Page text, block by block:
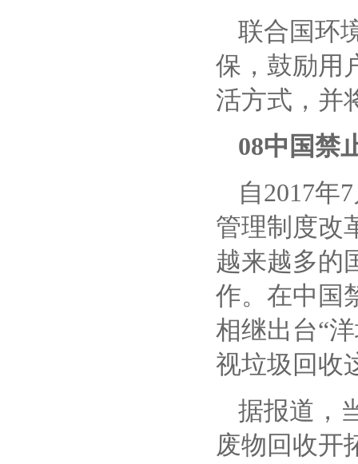
联合国环
保，鼓励用
活方式，并
08中国禁
自2017年
管理制度改
越来越多的
作。在中国
相继出台“
视垃圾回收
据报道，
废物回收开